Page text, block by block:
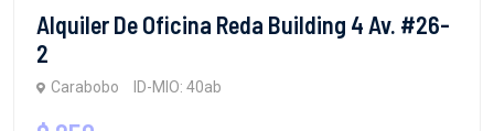
Alquiler De Oficina Reda Building 4 Av. #26-
2
Carabobo ID-MIO: 40ab